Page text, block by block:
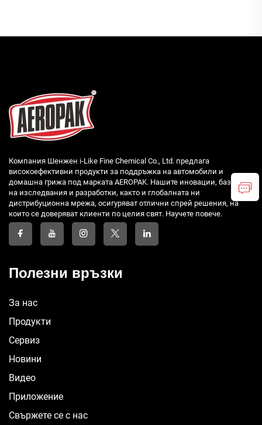
Компания Шенжен i-Like Fine Chemical Co., Ltd. предлага
високоефективни продукти за поддръжка на автомобили и
домашна грижа под марката AEROPAK. Нашите иновации, базирани
на изследвания и разработки, както и глобалната ни
дистрибуционна мрежа, осигуряват отлични спрей решения, на
които се доверяват клиенти по целия свят. Научете повече.
Полезни връзки
За нас
Продукти
Сервиз
Новини
Видео
Приложение
Свържете се с нас